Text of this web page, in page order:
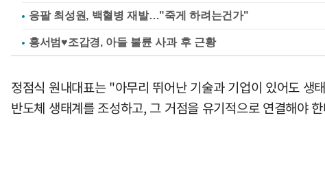
응팔 최성원, 백혈병 재발…"죽게 하려는건가"
홍서범♥조갑경, 아들 불륜 사과 후 근황
정점식 원내대표는 "아무리 뛰어난 기술과 기업이 있어도
반도체 생태계를 조성하고, 그 거점을 유기적으로 연결해야